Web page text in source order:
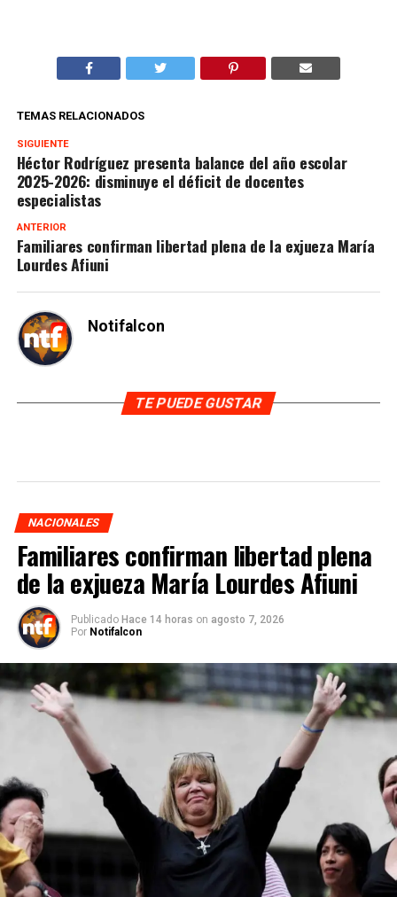
TEMAS RELACIONADOS
SIGUIENTE
Héctor Rodríguez presenta balance del año escolar
2025-2026: disminuye el déficit de docentes
especialistas
ANTERIOR
Familiares confirman libertad plena de la exjueza María
Lourdes Afiuni
Notifalcon
TE PUEDE GUSTAR
NACIONALES
Familiares confirman libertad plena
de la exjueza María Lourdes Afiuni
Publicado Hace 14 horas on agosto 7, 2026
Por Notifalcon